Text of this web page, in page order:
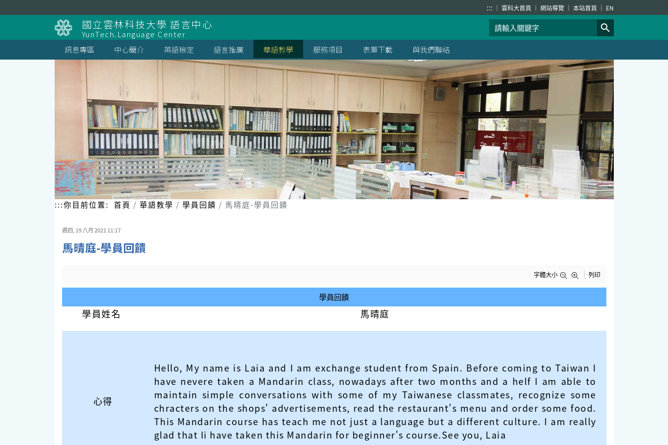
到
::: 雲科大首頁 網站導覽 本站首頁 EN
國立雲林科技大學 語言中心
YunTech.Language Center
訊息專區
中心簡介 英語檢定 語言推廣 華語教學 服務項目 表單下載 與我們聯絡
:::你目前位置: 首頁 華語教學 學員回饋 馬晴庭-學員回饋
週四, 19 八月 2021 11:17
馬晴庭-學員回饋
字體大小 列印
學員回饋
學員姓名 馬晴庭
心得
Hello, My name is Laia and I am exchange student from Spain. Before coming to Taiwan I
have nevere taken a Mandarin class, nowadays after two months and a helf I am able to
maintain simple conversations with some of my Taiwanese classmates, recognize some
chracters on the shops' advertisements, read the restaurant's menu and order some food.
This Mandarin course has teach me not just a language but a different culture. I am really
glad that Ii have taken this Mandarin for beginner's course.See you, Laia